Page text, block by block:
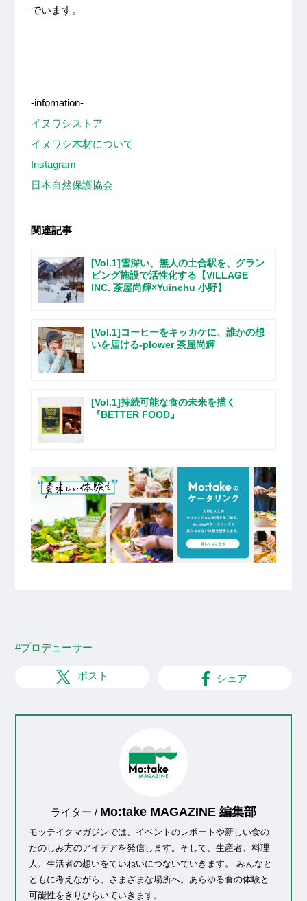
でいます。
-infomation-
イヌワシストア
イヌワシ木材について
Instagram
日本自然保護協会
関連記事
[Vol.1]雪深い、無人の土合駅を、グラン
ピング施設で活性化する【VILLAGE
INC. 茶屋尚輝×Yuinchu 小野】
[Vol.1]コーヒーをキッカケに、誰かの想
いを届ける-plower 茶屋尚輝
[Vol.1]持続可能な食の未来を描く
『BETTER FOOD』
#プロデューサー
ポスト シェア
ライター / Mo:take MAGAZINE 編集部
モッテイクマガジンでは、イベントのレポートや新しい食の
たのしみ方のアイデアを発信します。そして、生産者、料理
人、生活者の想いをていねいにつないでいきます。 みんなと
ともに考えながら、さまざまな場所へ。あらゆる食の体験と
可能性をきりひらいていきます。